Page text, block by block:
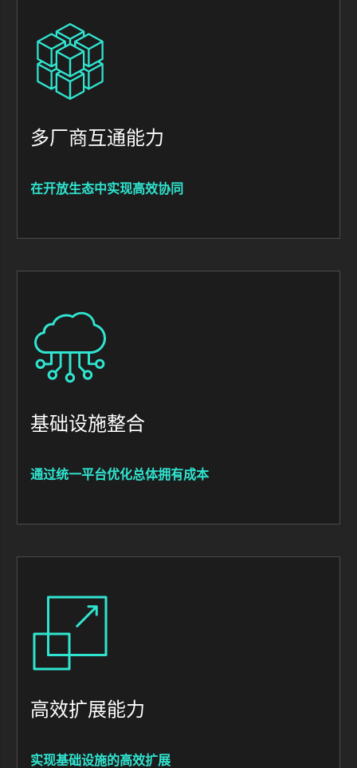
Image
多厂商互通能力
在开放生态中实现高效协同
Image
基础设施整合
通过统一平台优化总体拥有成本
Image
高效扩展能力
实现基础设施的高效扩展